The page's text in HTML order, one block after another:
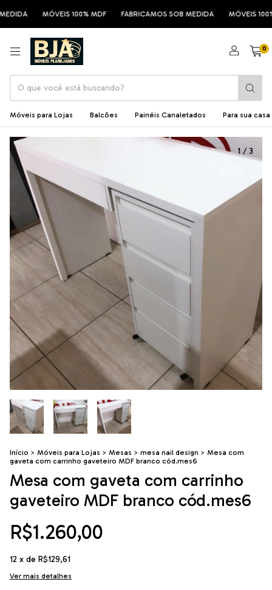
MÓVEIS 100% MDF FABRICAMOS SOB MEDIDA MÓVEIS 100%
0
Móveis para Lojas Balcões Painéis Canaletados Para sua casa
1 /3
Início > Móveis para Lojas > Mesas > mesa nail design > Mesa com
gaveta com carrinho gaveteiro MDF branco cód.mes6
Mesa com gaveta com carrinho
gaveteiro MDF branco cód.mes6
R$1.260,00
12 x de R$129,61
Ver mais detalhes